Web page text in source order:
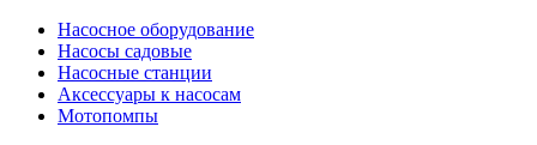
Насосное оборудование
Насосы садовые
Насосные станции
Аксессуары к насосам
Мотопомпы